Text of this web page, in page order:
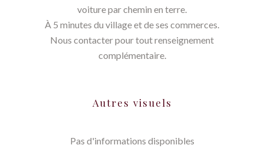
voiture par chemin en terre.
À 5 minutes du village et de ses commerces.
Nous contacter pour tout renseignement
complémentaire.
Autres visuels
Pas d'informations disponibles